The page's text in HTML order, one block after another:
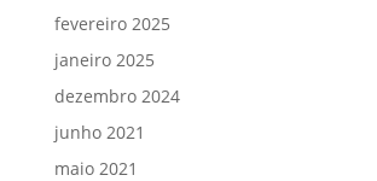
fevereiro 2025
janeiro 2025
dezembro 2024
junho 2021
maio 2021